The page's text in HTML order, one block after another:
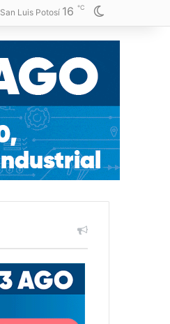
San Luis Potosí 16 ℃